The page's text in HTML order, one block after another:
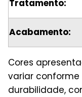
Tratamento:
Acabamento:
Cores
variar conforme
durabilidade,